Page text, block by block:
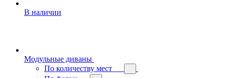
В наличии
Модульные диваны
По количеству мест